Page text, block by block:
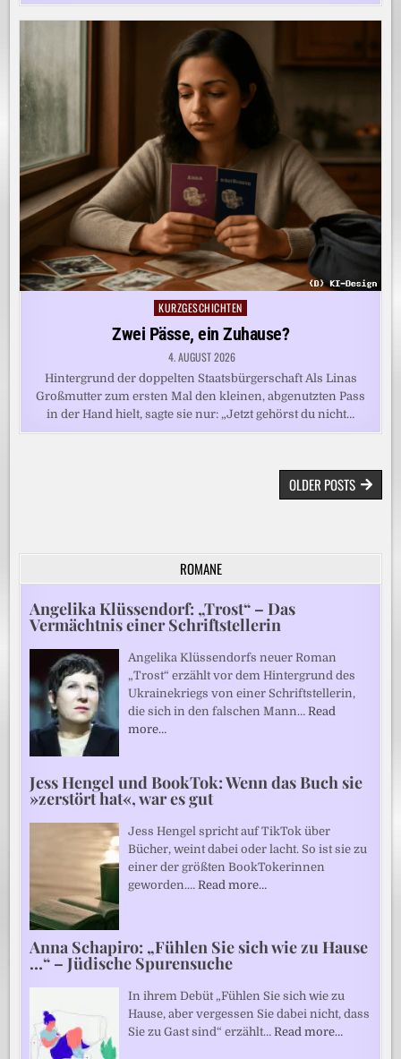
Posted
in
KURZGESCHICHTEN
Zwei Pässe, ein Zuhause?
4. AUGUST 2026
Hintergrund der doppelten Staatsbürgerschaft Als Linas
Großmutter zum ersten Mal den kleinen, abgenutzten Pass
in der Hand hielt, sagte sie nur: „Jetzt gehörst du nicht…
BEITRAGSNAVIGATIONOLDER POSTS
ROMANE
Angelika Klüssendorf: „Trost“ – Das
Vermächtnis einer Schriftstellerin
Angelika Klüssendorfs neuer Roman
„Trost“ erzählt vor dem Hintergrund des
Ukrainekriegs von einer Schriftstellerin,
die sich in den falschen Mann…Read
more…
Jess Hengel und BookTok: Wenn das Buch sie
»zerstört hat«, war es gut
Jess Hengel spricht auf TikTok über
Bücher, weint dabei oder lacht. So ist sie zu
einer der größten BookTokerinnen
geworden.…Read more…
Anna Schapiro: „Fühlen Sie sich wie zu Hause
…“ – Jüdische Spurensuche
In ihrem Debüt „Fühlen Sie sich wie zu
Hause, aber vergessen Sie dabei nicht, dass
Sie zu Gast sind“ erzählt…Read more…